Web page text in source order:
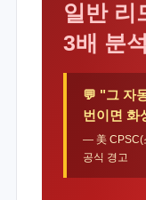
일반 리
3배 분석
💬 "그 자
번이면 화
— 美 CPSC(
공식 경고